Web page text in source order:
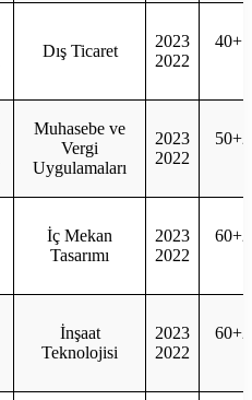
Dış Ticaret
2023
2022
Muhasebe ve
Vergi
Uygulamaları
2023
2022
İç Mekan
Tasarımı
2023
2022
İnşaat
Teknolojisi
2023
2022